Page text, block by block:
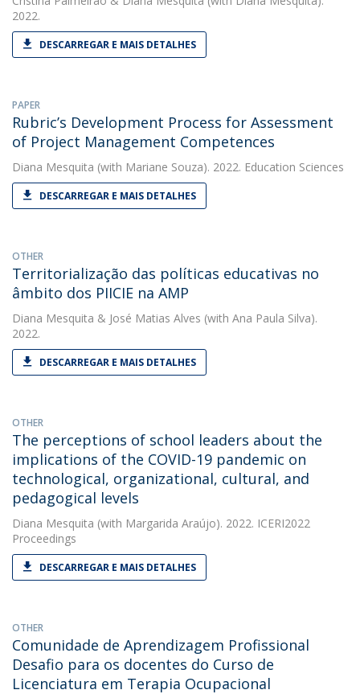
2022.
DESCARREGAR E MAIS DETALHES
PAPER
Rubric’s Development Process for Assessment
of Project Management Competences
Diana Mesquita (with Mariane Souza). 2022. Education Sciences
DESCARREGAR E MAIS DETALHES
OTHER
Territorialização das políticas educativas no
âmbito dos PIICIE na AMP
Diana Mesquita & José Matias Alves (with Ana Paula Silva).
2022.
DESCARREGAR E MAIS DETALHES
OTHER
The perceptions of school leaders about the
implications of the COVID-19 pandemic on
technological, organizational, cultural, and
pedagogical levels
Diana Mesquita (with Margarida Araújo). 2022. ICERI2022
Proceedings
DESCARREGAR E MAIS DETALHES
OTHER
Comunidade de Aprendizagem Profissional 
Desafio para os docentes do Curso de
Licenciatura em Terapia Ocupacional